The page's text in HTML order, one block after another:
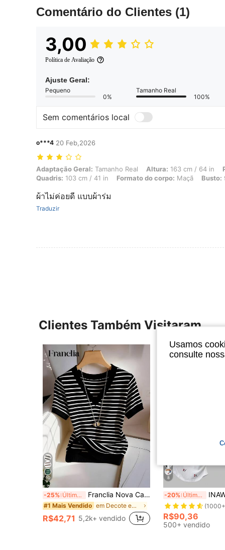
Comentário do Clientes (1)
3,00
Política de Avaliação
Ajuste Geral:
Pequeno
0%
Tamanho Real
100%
Sem comentários local
o***4 20 Feb,2026
Adaptação Geral: Tamanho Real, Altura: 163 cm / 64 in, Peso: 65
Adaptação Geral: Tamanho Real Altura: 163 cm / 64 in
Quadris: 103 cm / 41 in Formato do corpo: Maçã Busto:
ผ้าไม่ค่อยดี แบบผ้าร่ม
Traduzir
Clientes Também Visitaram
10
-25% Últimos 3 dias Franclia Nova Camiseta Feminina de Manga Curta com Decote em V e Listras
#1 Mais Vendido em Decote em V Tops, blusas e camisetas femininas
R$42,71 5,2k+ vendido
8
-20% Últimos 3 dias INAWLY 3 peças/Conjunto Camisetas de
R$90,36
500+ vendido
Usamos
consulte